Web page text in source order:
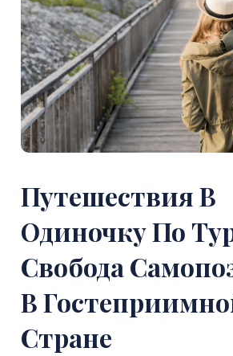
Путешествия В
Одиночку По
Свобода
В
Стране